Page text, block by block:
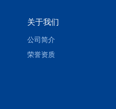
关于我们
公司简介
荣誉资质